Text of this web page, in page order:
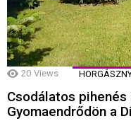
20 Views
Csodálatos
Gyomaendrődön a